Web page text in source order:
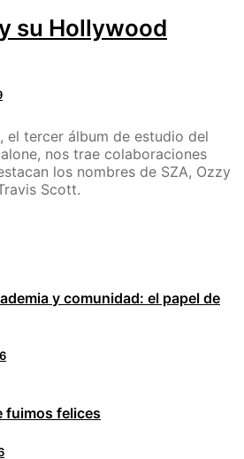
su Hollywood
el tercer álbum de estudio del
nos trae colaboraciones
los nombres de SZA, Ozzy
Scott.
y comunidad: el papel de
fuimos felices